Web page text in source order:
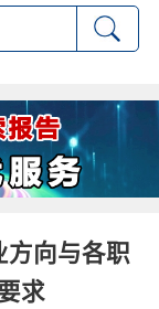
向与各职
求